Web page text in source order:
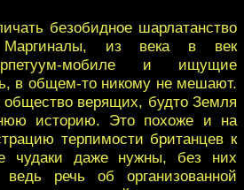
безобидное шарлатанство
Маргиналы, из века в век
мобиле и ищущие
в общем-то никому не мешают.
верящих, будто Земля
историю. Это похоже и на
терпимости британцев к
чудаки даже нужны, без них
речь об организованной